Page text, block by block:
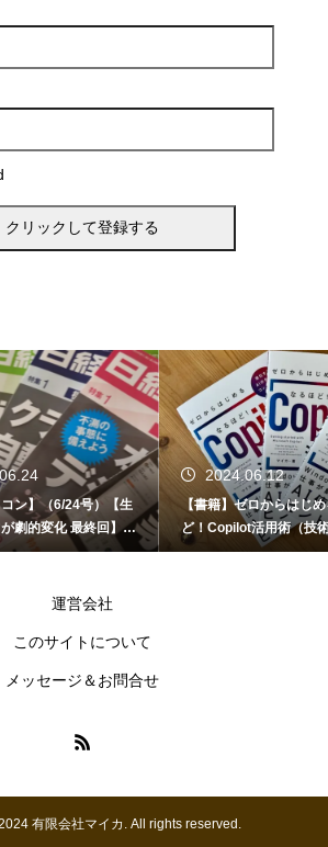
）【生
終回】 A
／サービ
2024.06.12
【書籍】ゼロからはじめる なるほ
ど！Copilot活用術（技術評論社）
運営会社
このサイトについて
メッセージ＆お問合せ
有限会社マイカ. All rights reserved.